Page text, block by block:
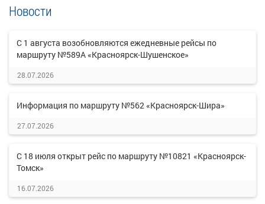
Новости
С 1 августа возобновляются ежедневные рейсы по
маршруту №589А «Красноярск-Шушенское»
28.07.2026
Информация по маршруту №562 «Красноярск-Шира»
27.07.2026
С 18 июля открыт рейс по маршруту №10821 «Красноярск-
Томск»
16.07.2026